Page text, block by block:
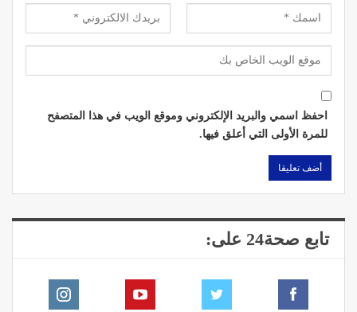
احفظ اسمي والبريد الإلكتروني وموقع الويب في هذا المتصفح
للمرة الأولى التي أعلق فيها.
تابع صحة24 على: